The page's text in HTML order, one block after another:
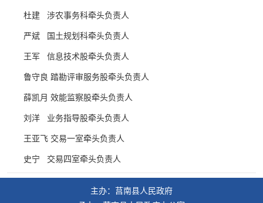
杜建 涉农事务科牵头负责人
严斌 国土规划科牵头负责人
王军 信息技术股牵头负责人
鲁守良 踏勘评审服务股牵头负责人
薛凯月 效能监察股牵头负责人
刘洋 业务指导股牵头负责人
王亚飞 交易一室牵头负责人
史宁 交易四室牵头负责人
主办：莒南县人民政府